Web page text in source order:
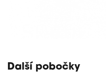
Další pobočky